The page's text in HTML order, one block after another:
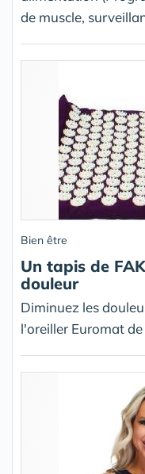
de muscle,
Bien être
Un tapis de
douleur
Diminuez les
l'oreiller Euromat